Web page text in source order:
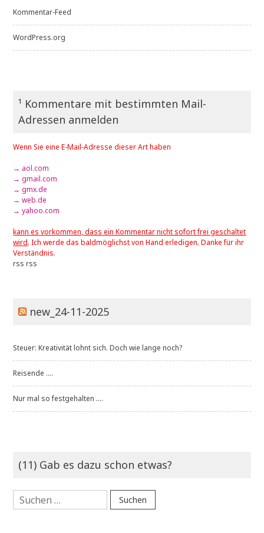
Kommentar-Feed
WordPress.org
¹ Kommentare mit bestimmten Mail-
Adressen anmelden
Wenn Sie eine E-Mail-Adresse dieser Art haben
→ aol.com
→ gmail.com
→ gmx.de
→ web.de
→ yahoo.com
kann es vorkommen, dass ein Kommentar nicht sofort frei geschaltet
wird. Ich werde das baldmöglichst von Hand erledigen. Danke für ihr
Verständnis.
rss rss
new_24-11-2025
Steuer: Kreativität lohnt sich. Doch wie lange noch?
Reisende ....
Nur mal so festgehalten ....
(11) Gab es dazu schon etwas?
Suchen
nach: